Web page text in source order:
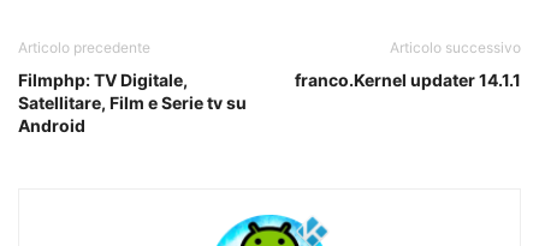
Articolo precedente
Filmphp: TV Digitale,
Satellitare, Film e Serie tv su
Android
Articolo successivo
franco.Kernel updater 14.1.1